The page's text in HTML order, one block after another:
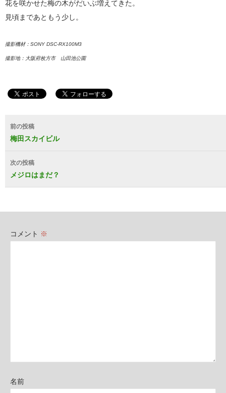
花を咲かせた梅の木がだいぶ増えてきた。
見頃まであともう少し。
撮影機材：SONY DSC-RX100M3
撮影地：大阪府枚方市 山田池公園
投
稿
ナ
ビ
ー
シ
ョ
前の投稿
梅田スカイビル
次の投稿
メジロはまだ？
コメント ※
名前